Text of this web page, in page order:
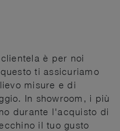
è per noi
ti assicuriamo
misure e di
In showroom, i più
durante l'acquisto di
il tuo gusto